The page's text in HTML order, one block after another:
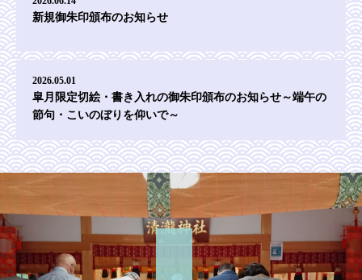
新規御朱印頒布のお知らせ
2026.05.01
皐月限定切絵・書き入れの御朱印頒布のお知らせ～端午の
節句・こいのぼりを仰いで～